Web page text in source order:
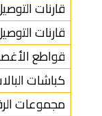
قارنات
قارنات
قواطع
كباشات
مجموعات